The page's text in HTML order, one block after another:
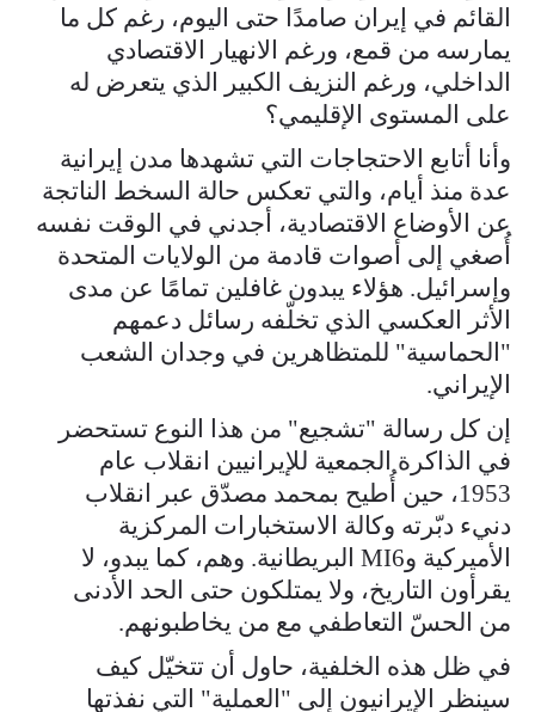
القائم في إيران صامدًا حتى اليوم، رغم كل ما
يمارسه من قمع، ورغم الانهيار الاقتصادي
الداخلي، ورغم النزيف الكبير الذي يتعرض له
على المستوى الإقليمي؟
وأنا أتابع الاحتجاجات التي تشهدها مدن إيرانية
عدة منذ أيام، والتي تعكس حالة السخط الناتجة
عن الأوضاع الاقتصادية، أجدني في الوقت نفسه
أُصغي إلى أصوات قادمة من الولايات المتحدة
وإسرائيل. هؤلاء يبدون غافلين تمامًا عن مدى
الأثر العكسي الذي تخلّفه رسائل دعمهم
"الحماسية" للمتظاهرين في وجدان الشعب
الإيراني.
إن كل رسالة "تشجيع" من هذا النوع تستحضر
في الذاكرة الجمعية للإيرانيين انقلاب عام
1953، حين أُطيح بمحمد مصدّق عبر انقلاب
دنيء دبّرته وكالة الاستخبارات المركزية
الأميركية وMI6 البريطانية. وهم، كما يبدو، لا
يقرأون التاريخ، ولا يمتلكون حتى الحد الأدنى
من الحسّ التعاطفي مع من يخاطبونهم.
في ظل هذه الخلفية، حاول أن تتخيّل كيف
سينظر الإيرانيون إلى "العملية" التي نفذتها